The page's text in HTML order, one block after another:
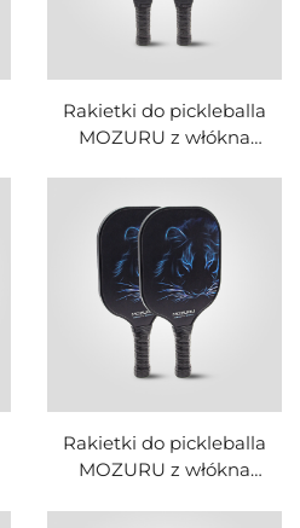
Rakietki do pickleballa
MOZURU z włókna
plastra miodu
Rakietki do pickleballa
MOZURU z włókna